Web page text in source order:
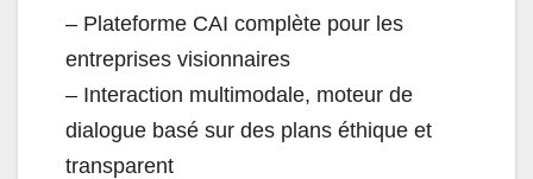
– Plateforme CAI complète pour les
entreprises visionnaires
– Interaction multimodale, moteur de
dialogue basé sur des plans éthique et
transparent